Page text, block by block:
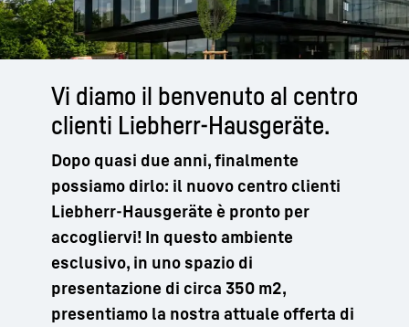
Vi diamo il benvenuto al centro
clienti Liebherr-Hausgeräte.
Dopo quasi due anni, finalmente
possiamo dirlo: il nuovo centro clienti
Liebherr-Hausgeräte è pronto per
accogliervi! In questo ambiente
esclusivo, in uno spazio di
presentazione di circa 350 m2,
presentiamo la nostra attuale offerta di